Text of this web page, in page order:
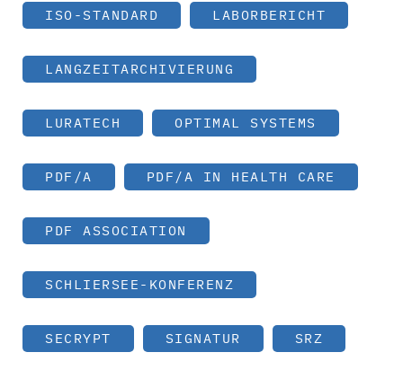
ISO-STANDARD LABORBERICHT
LANGZEITARCHIVIERUNG
LURATECH OPTIMAL SYSTEMS
PDF/A PDF/A IN HEALTH CARE
PDF ASSOCIATION
SCHLIERSEE-KONFERENZ
SECRYPT SIGNATUR SRZ